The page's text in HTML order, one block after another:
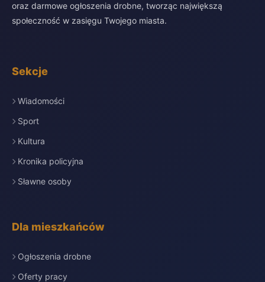
oraz darmowe ogłoszenia drobne, tworząc największą
społeczność w zasięgu Twojego miasta.
Sekcje
Wiadomości
Sport
Kultura
Kronika policyjna
Sławne osoby
Dla mieszkańców
Ogłoszenia drobne
Oferty pracy